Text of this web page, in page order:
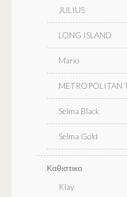
JULIUS
LONG ISLAND
Mario
METROPOLITAN
Selma Black
Selma Gold
Καθιστικο
Klay